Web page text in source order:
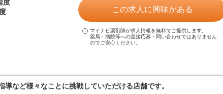
度
この求人に興味がある
マイナビ薬剤師が求人情報を無料でご提供します。
薬局・病院等への直接応募・問い合わせではありません
のでご安心ください。
など様々なことに挑戦していただける店舗です。